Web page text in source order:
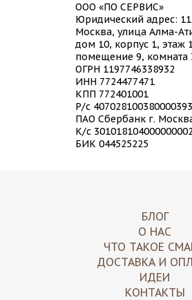
ООО «ПО СЕРВИС»
Юридический адрес:
Москва, улица Алма-
дом 10, корпус 1, этаж
помещение 9, комната
ОГРН 1197746338932
ИНН 7724477471
КПП 772401001
Р/с
ПАО Сбербанк г.
К/с
БИК 044525225
БЛОГ
О НАС
ЧТО ТАКОЕ
ДОСТАВКА И
ИДЕИ
КОНТАКТЫ